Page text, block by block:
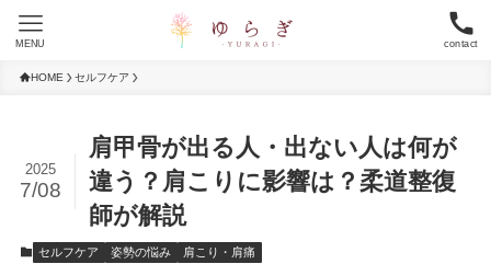
contact
MENU
HOME セルフケア
肩甲骨が出る人・出ない人は何が
違う？肩こりに影響は？柔道整復
師が解説
2025
7/08
セルフケア 姿勢の悩み 肩こり・肩痛